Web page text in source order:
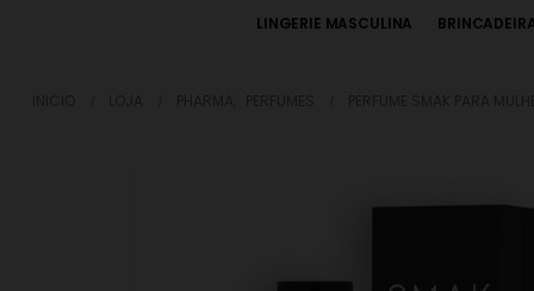
LINGERIE MASCULINA